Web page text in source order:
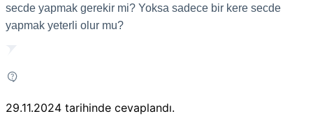
secde yapmak gerekir mi? Yoksa sadece bir kere secde
yapmak yeterli olur mu?
29.11.2024 tarihinde cevaplandı.